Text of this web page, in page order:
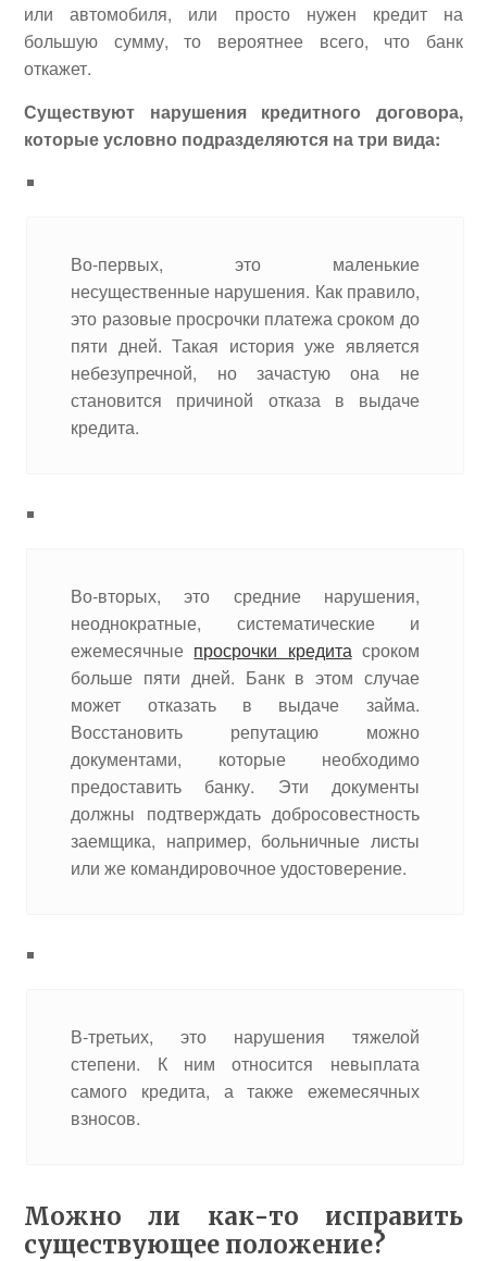
или автомобиля, или просто нужен кредит на
большую сумму, то вероятнее всего, что банк
откажет.
Существуют нарушения кредитного договора,
которые условно подразделяются на три вида:
Во-первых, это маленькие
несущественные нарушения. Как правило,
это разовые просрочки платежа сроком до
пяти дней. Такая история уже является
небезупречной, но зачастую она не
становится причиной отказа в выдаче
кредита.
Во-вторых, это средние нарушения,
неоднократные, систематические и
ежемесячные просрочки кредитасроком
больше пяти дней. Банк в этом случае
может отказать в выдаче займа.
Восстановить репутацию можно
документами, которые необходимо
предоставить банку. Эти документы
должны подтверждать добросовестность
заемщика, например, больничные листы
или же командировочное удостоверение.
В-третьих, это нарушения тяжелой
степени. К ним относится невыплата
самого кредита, а также ежемесячных
взносов.
Можно ли как-то исправить
существующее положение?